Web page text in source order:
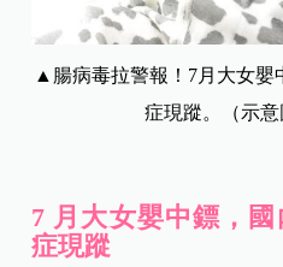
▲腸病毒拉警報！7月大女嬰
症現蹤。（示意
7 月大女嬰中鏢，
症現蹤